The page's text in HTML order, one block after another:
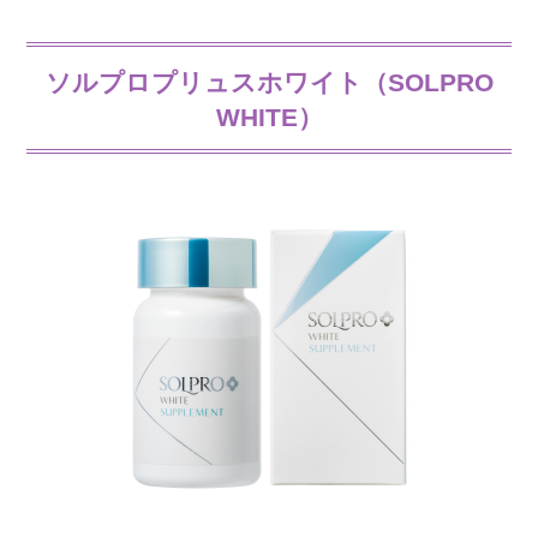
ソルプロプリュスホワイト（SOLPRO
WHITE）